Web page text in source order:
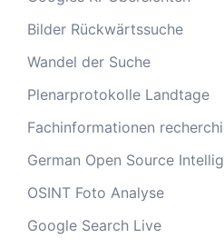
Bilder Rückwärtssuche
Wandel der Suche
Plenarprotokolle Landtage
Fachinformationen
German Open Source
OSINT Foto Analyse
Google Search Live